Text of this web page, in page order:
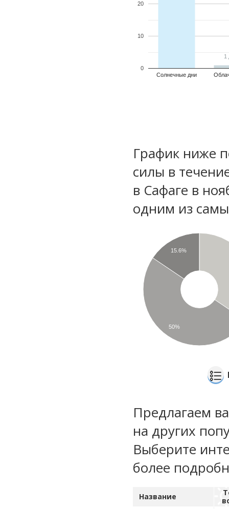
Солнечные дни
0
10
20
1
1
График ниже
силы в
в Сафаге в
одним из
15.6%
50%
Предлагаем
на других
Выберите
более
Название